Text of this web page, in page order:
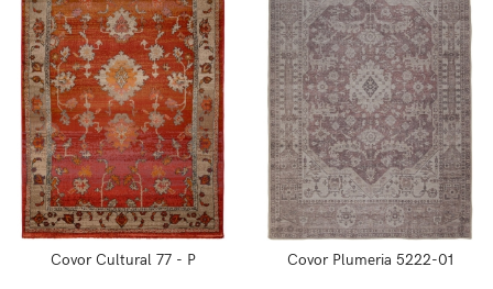
Covor Cultural 77 - P Covor Plumeria 5222-01